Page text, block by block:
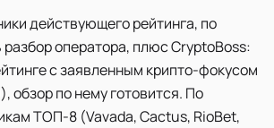
действующего рейтинга, по
разбор оператора, плюс CryptoBoss:
с заявленным крипто-фокусом
обзор по нему готовится. По
ТОП-8 (Vavada, Cactus, RioBet,